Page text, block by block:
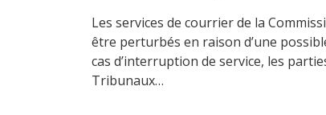
Les services de courrier de la
être perturbés en raison d’une
cas d’interruption de service, les
Tribunaux…